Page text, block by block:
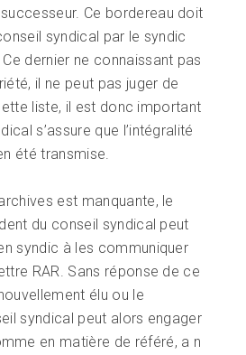
Ce bordereau doit
syndical par le syndic
dernier ne connaissant pas
il ne peut pas juger de
liste, il est donc important
s’assure que l’intégralité
été transmise.
est manquante, le
du conseil syndical peut
syndic à les communiquer
RAR. Sans réponse de ce
élu ou le
syndical peut alors engager
en matière de référé, a n